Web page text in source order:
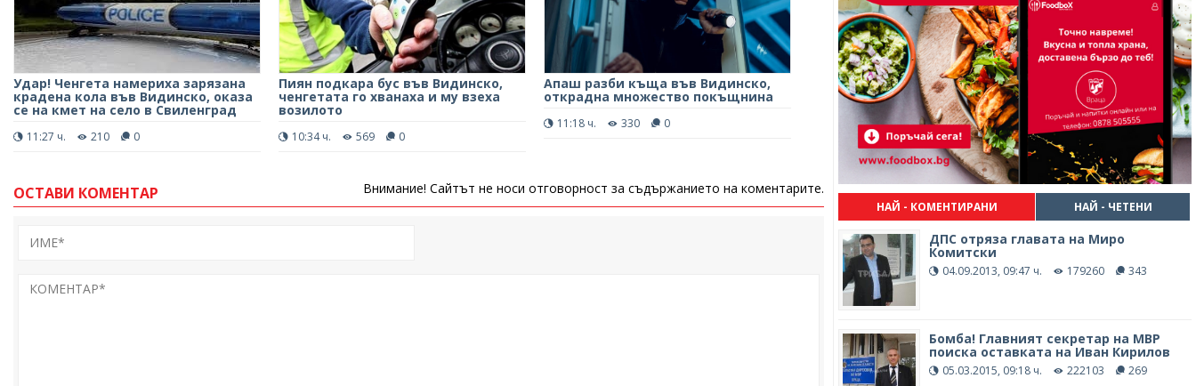
Удар! Ченгета намериха зарязана
крадена кола във Видинско, оказа
се на кмет на село в Свиленград
11:27 ч. 210 0
Пиян подкара бус във Видинско,
ченгетата го хванаха и му взеха
возилото
10:34 ч. 569 0
Апаш разби къща във Видинско,
открадна множество покъщнина
11:18 ч. 330 0
ОСТАВИ КОМЕНТАР Внимание! Сайтът не носи отговорност за съдържанието на коментарите.
НАЙ - КОМЕНТИРАНИ НАЙ - ЧЕТЕНИ
ДПС отряза главата на Миро
Комитски
04.09.2013, 09:47 ч. 179260 343
Бомба! Главният секретар на МВР
поиска оставката на Иван Кирилов
05.03.2015, 09:18 ч. 222103 269